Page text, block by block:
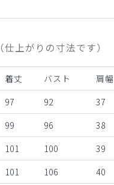
（仕上がりの寸法です）
着丈 バスト 肩幅
97 92 37
99 96 38
101 100 39
101 106 40